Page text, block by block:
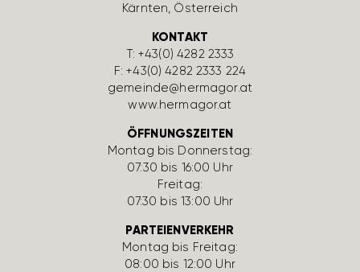
Kärnten, Öster­reich
KONTAKT
T:+43(0) 4282 2333
F: +43(0) 4282 2333 224
gemeinde@hermagor.at
www.hermagor.at
ÖFFNUNGSZEITEN
Montag bis Donnerstag:
07:30 bis 16:00 Uhr
Freitag:
07:30 bis 13:00 Uhr
PARTEIENVERKEHR
Montag bis Freitag:
08:00 bis 12:00 Uhr